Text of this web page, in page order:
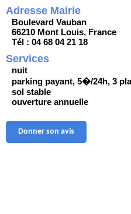
Adresse Mairie
Boulevard Vauban
66210 Mont Louis, France
Tél : 04 68 04 21 18
Services
nuit
parking payant, 5�/24h, 3
sol stable
ouverture annuelle
Donner son avis